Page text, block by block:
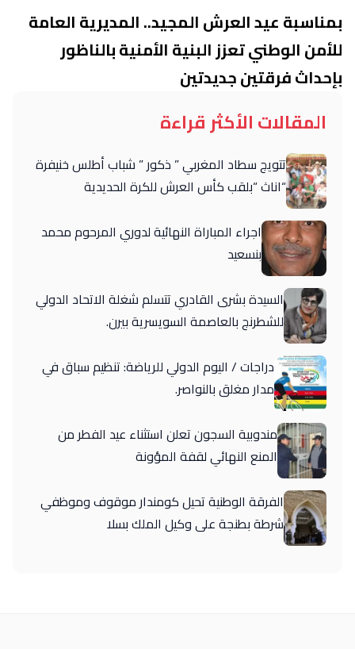
بمناسبة عيد العرش المجيد.. المديرية العامة
للأمن الوطني تعزز البنية الأمنية بالناظور
بإحداث فرقتين جديدتين
المقالات الأكثر قراءة
تتويج سطاد المغربي ” ذكور ” شباب أطلس خنيفرة
“اناث “بلقب كأس العرش للكرة الحديدية
اجراء المباراة النهائية لدوري المرحوم محمد
بنسعيد
السيدة بشرى القادري تتسلم شغلة الاتحاد الدولي
للشطرنج بالعاصمة السويسرية بيرن.
دراجات / اليوم الدولي للرياضة: تنظيم سباق في
مدار مغلق بالنواصر.
مندوبية السجون تعلن استثناء عيد الفطر من
المنع النهائي لقفة المؤونة
الفرقة الوطنية تحيل كومندار موقوف وموظفي
شرطة بطنجة على وكيل الملك بسلا